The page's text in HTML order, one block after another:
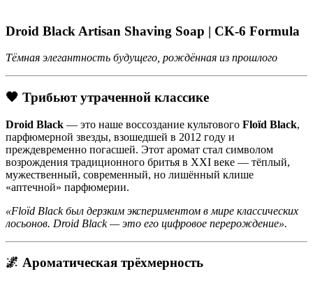
Droid Black Artisan Shaving Soap | CK-6 Formula
Тёмная элегантность будущего, рождённая из прошлого
🖤 Трибьют утраченной классике
Droid Black — это наше воссоздание культового Floïd Black,
парфюмерной звезды, взошедшей в 2012 году и
преждевременно погасшей. Этот аромат стал символом
возрождения традиционного бритья в XXI веке — тёплый,
мужественный, современный, но лишённый клише
«аптечной» парфюмерии.
«Floïd Black был дерзким экспериментом в мире классических
лосьонов. Droid Black — это его цифровое перерождение».
🌌 Ароматическая трёхмерность